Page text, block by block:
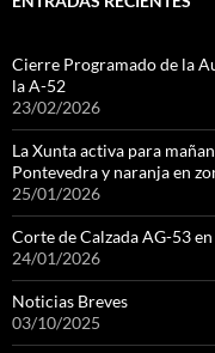
Cierre Programado de la
la A-52
23/02/2026
La Xunta activa para
Pontevedra y naranja en
25/01/2026
Corte de Calzada AG-53
24/01/2026
Noticias Breves
03/10/2025